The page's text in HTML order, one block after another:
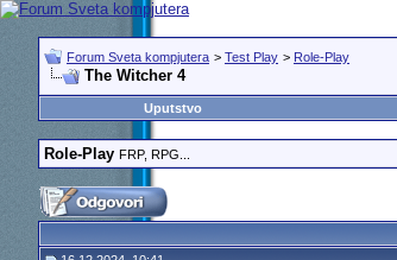
Forum Sveta kompjutera > Test Play > Role-Play
The Witcher 4
Uputstvo
Role-Play FRP, RPG...